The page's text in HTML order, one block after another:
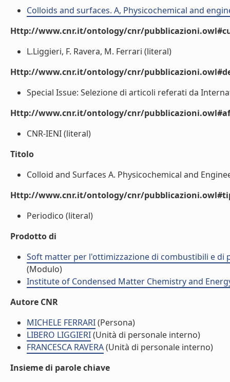
Colloids and surfaces. A, Physicochemical and
Http://www.cnr.it/ontology/cnr/
L.Liggieri, F. Ravera, M. Ferrari (literal)
Http://www.cnr.it/ontology/cnr/
Special Issue: Selezione di articoli referati da
Http://www.cnr.it/ontology/cnr/
CNR-IENI (literal)
Titolo
Colloid and Surfaces A. Physicochemical and
Http://www.cnr.it/ontology/cnr/
Periodico (literal)
Prodotto di
Soft matter per l'ottimizzazione di combustibili e di
(Modulo)
Institute of Condensed Matter Chemistry and
Autore CNR
MICHELE FERRARI(Persona)
LIBERO LIGGIERI(Unità di personale interno)
FRANCESCA RAVERA(Unità di personale interno)
Insieme di parole chiave